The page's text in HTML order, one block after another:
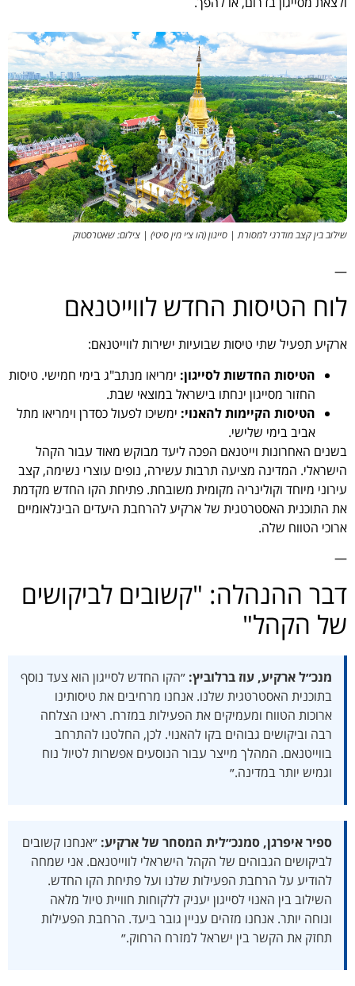
שילוב בין קצב מודרני למסורת | סייגון (הו צ׳י מין סיטי) | צילום: שאטרסטוק
—
לוח הטיסות החדש לווייטנאם
ארקיע תפעיל שתי טיסות שבועיות ישירות לווייטנאם:
הטיסות החדשות לסייגון: ימריאו מנתב"ג בימי חמישי. טיסות
החזור מסייגון ינחתו בישראל במוצאי שבת.
הטיסות הקיימות להאנוי: ימשיכו לפעול כסדרן וימריאו מתל
אביב בימי שלישי.
בשנים האחרונות וייטנאם הפכה ליעד מבוקש מאוד עבור הקהל
הישראלי. המדינה מציעה תרבות עשירה, נופים עוצרי נשימה, קצב
עירוני מיוחד וקולינריה מקומית משובחת. פתיחת הקו החדש מקדמת
את התוכנית האסטרטגית של ארקיע להרחבת היעדים הבינלאומיים
ארוכי הטווח שלה.
—
דבר ההנהלה: "קשובים לביקושים
של הקהל"
מנכ״ל ארקיע, עוז ברלוביץ: ״הקו החדש לסייגון הוא צעד נוסף
בתוכנית האסטרטגית שלנו. אנחנו מרחיבים את טיסותינו
ארוכות הטווח ומעמיקים את הפעילות במזרח. ראינו הצלחה
רבה וביקושים גבוהים בקו להאנוי. לכן, החלטנו להתרחב
בווייטנאם. המהלך מייצר עבור הנוסעים אפשרות לטיול נוח
וגמיש יותר במדינה.״
ספיר איפרגן, סמנכ״לית המסחר של ארקיע: ״אנחנו קשובים
לביקושים הגבוהים של הקהל הישראלי לווייטנאם. אני שמחה
להודיע על הרחבת הפעילות שלנו ועל פתיחת הקו החדש.
השילוב בין האנוי לסייגון יעניק ללקוחות חוויית טיול מלאה
ונוחה יותר. אנחנו מזהים עניין גובר ביעד. הרחבת הפעילות
תחזק את הקשר בין ישראל למזרח הרחוק.״